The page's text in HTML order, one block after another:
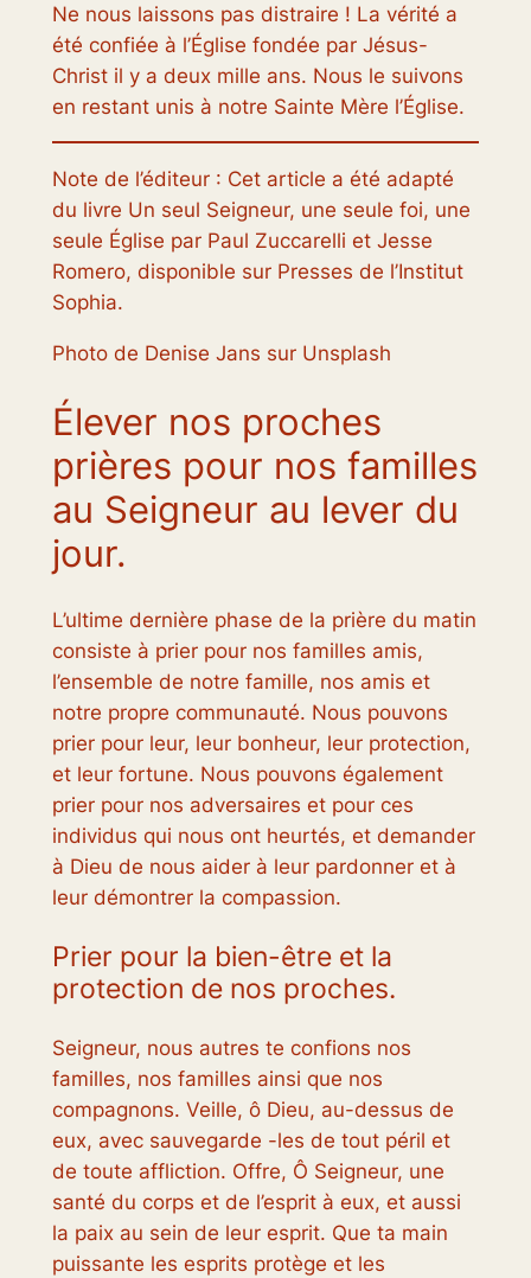
Ne nous laissons pas distraire ! La vérité a
été confiée à l’Église fondée par Jésus-
Christ il y a deux mille ans. Nous le suivons
en restant unis à notre Sainte Mère l’Église.
Note de l’éditeur : Cet article a été adapté
du livre Un seul Seigneur, une seule foi, une
seule Église par Paul Zuccarelli et Jesse
Romero, disponible sur Presses de l’Institut
Sophia.
Photo de Denise Jans sur Unsplash
Élever nos proches
prières pour nos familles
au Seigneur au lever du
jour.
L’ultime dernière phase de la prière du matin
consiste à prier pour nos familles amis,
l’ensemble de notre famille, nos amis et
notre propre communauté. Nous pouvons
prier pour leur, leur bonheur, leur protection,
et leur fortune. Nous pouvons également
prier pour nos adversaires et pour ces
individus qui nous ont heurtés, et demander
à Dieu de nous aider à leur pardonner et à
leur démontrer la compassion.
Prier pour la bien-être et la
protection de nos proches.
Seigneur, nous autres te confions nos
familles, nos familles ainsi que nos
compagnons. Veille, ô Dieu, au-dessus de
eux, avec sauvegarde -les de tout péril et
de toute affliction. Offre, Ô Seigneur, une
santé du corps et de l’esprit à eux, et aussi
la paix au sein de leur esprit. Que ta main
puissante les esprits protège et les